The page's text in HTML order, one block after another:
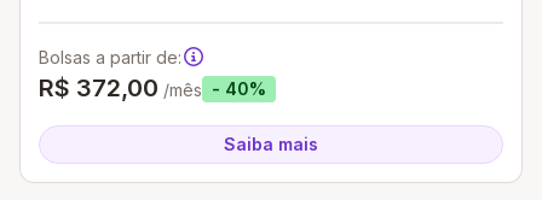
Bolsas a partir de:
R$ 372,00 /mês - 40%
Saiba mais